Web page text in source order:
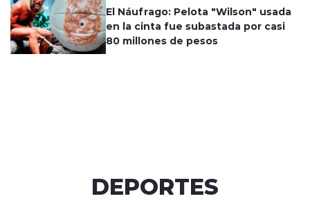
El Náufrago: Pelota "Wilson" usada
en la cinta fue subastada por casi
80 millones de pesos
DEPORTES